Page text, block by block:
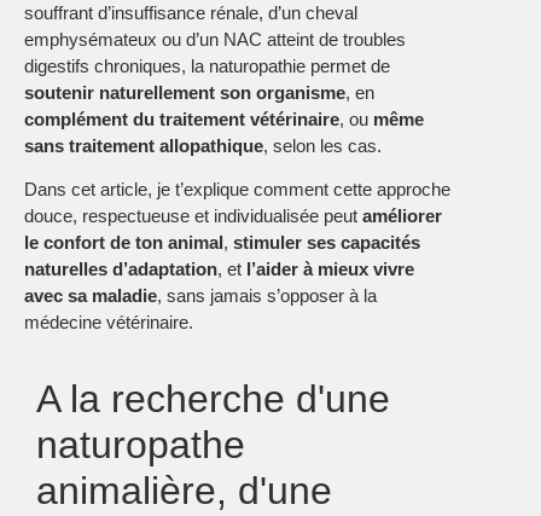
souffrant d’insuffisance rénale, d’un cheval
emphysémateux ou d’un NAC atteint de troubles
digestifs chroniques, la naturopathie permet de
soutenir naturellement son organisme, en
complément du traitement vétérinaire, ou même
sans traitement allopathique, selon les cas.
Dans cet article, je t’explique comment cette approche
douce, respectueuse et individualisée peut améliorer
le confort de ton animal, stimuler ses capacités
naturelles d’adaptation, et l’aider à mieux vivre
avec sa maladie, sans jamais s’opposer à la
médecine vétérinaire.
A la recherche d'une
naturopathe
animalière, d'une